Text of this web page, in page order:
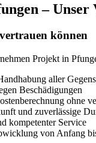
– Unser
können
Projekt in
aller
Beschädigungen
ohne
und zuverlässige
kompetenter Service
von Anfang